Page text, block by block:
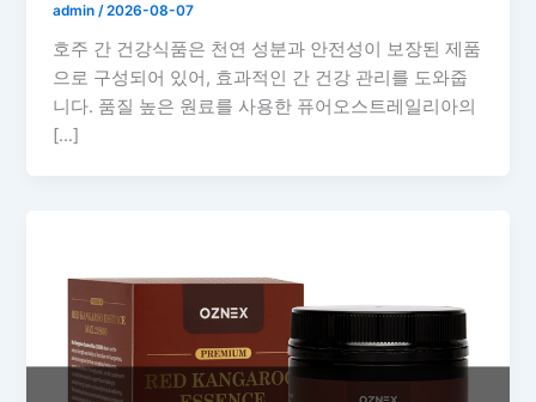
admin /2026-08-07
호주 간 건강식품은 천연 성분과 안전성이 보장된 제품
으로 구성되어 있어, 효과적인 간 건강 관리를 도와줍
니다. 품질 높은 원료를 사용한 퓨어오스트레일리아의
[…]